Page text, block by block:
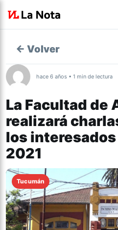
← Volver
hace 6 años • 1 min de lectura
La Facultad de
realizará
los
2021
Tucumán